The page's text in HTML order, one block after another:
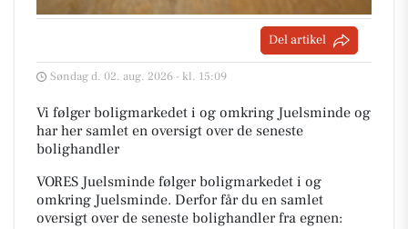
Del artikel
Søndag d. 02. aug. 2026 - kl. 15:09
Vi følger boligmarkedet i og omkring Juelsminde og
har her samlet en oversigt over de seneste
bolighandler
VORES Juelsminde følger boligmarkedet i og
omkring Juelsminde. Derfor får du en samlet
oversigt over de seneste bolighandler fra egnen: